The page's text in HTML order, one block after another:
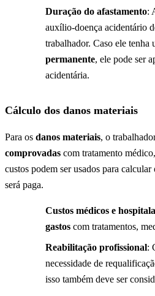
Duração do afastamento:
auxílio-doença acidentário
trabalhador. Caso ele tenha
permanente, ele pode ser
acidentária.
Cálculo dos danos materiais
Para os danos materiais, o
comprovadas com tratamento
custos podem ser usados para calcular
será paga.
Custos médicos e
gastos com tratamentos,
Reabilitação profissional:
necessidade de
isso também deve ser